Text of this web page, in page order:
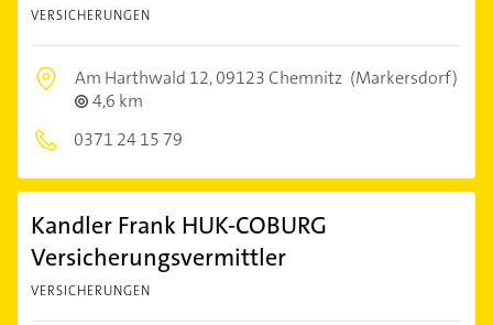
VERSICHERUNGEN
Am Harthwald 12,09123 Chemnitz (Markersdorf)
4,6 km
0371 24 15 79
Kandler Frank HUK-COBURG
Versicherungsvermittler
VERSICHERUNGEN